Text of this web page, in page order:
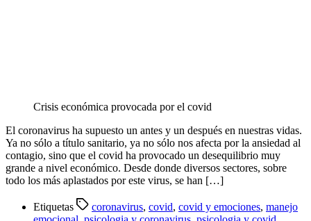
Crisis económica provocada por el covid
El coronavirus ha supuesto un antes y un después en nuestras vidas.
Ya no sólo a título sanitario, ya no sólo nos afecta por la ansiedad al
contagio, sino que el covid ha provocado un desequilibrio muy
grande a nivel económico. Desde donde diversos sectores, sobre
todo los más aplastados por este virus, se han […]
Etiquetas coronavirus, covid, covid y emociones, manejo